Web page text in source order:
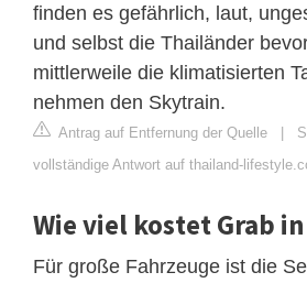
finden es gefährlich, laut,
und selbst die Thailänder
mittlerweile die klimatisierten
nehmen den Skytrain.
Antrag auf Entfernung der Quelle |
vollständige Antwort auf thailand-
Wie viel kostet Grab
Für große Fahrzeuge ist die